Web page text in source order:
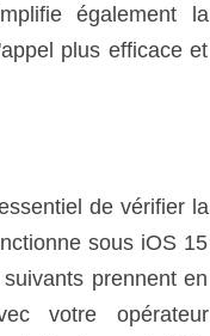
également la
plus efficace et
de vérifier la
sous iOS 15
prennent en
votre opérateur